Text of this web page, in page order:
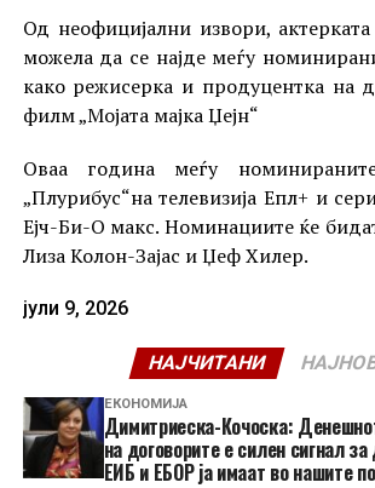
Од неофицијални извори,
можела да се најде меѓу
како режисерка и продуцентка на
филм „Мојата мајка Џејн“
Оваа година меѓу
„Плурибус“на телевизија Епл+ и
Ејч-Би-О макс. Номинациите ќе
Лиза Колон-Зајас и Џеф Хилер.
јули 9, 2026
НАЈЧИТАНИ
ЕКОНОМИЈА
Димитриеска-Кочоска:
на договорите е силен сигнал
ЕИБ и ЕБОР ја имаат во нашите